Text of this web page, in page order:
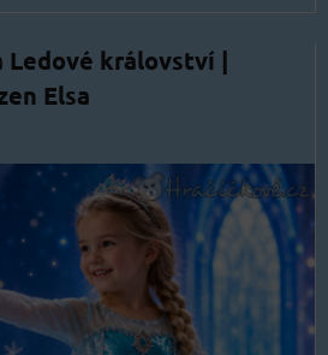
Ledové království |
Elsa